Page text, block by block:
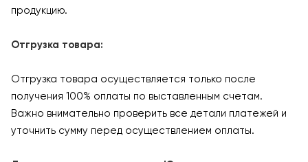
продукцию.
Отгрузка товара:
Отгрузка товара осуществляется только после
получения 100% оплаты по выставленным счетам.
Важно внимательно проверить все детали платежей и
уточнить сумму перед осуществлением оплаты.